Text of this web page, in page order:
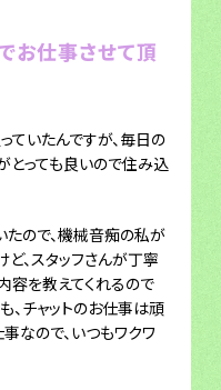
お仕事させて頂
ていたんですが、毎日の
とっても良いので住み込
ので、機械音痴の私が
、スタッフさんが丁寧
容を教えてくれるので
、チャットのお仕事は頑
なので、いつもワクワ